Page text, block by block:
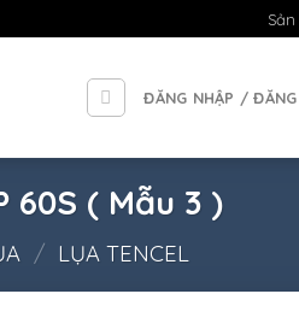
ĐĂNG NHẬP /
60S ( Mẫu 3 )
/ LỤA TENCEL